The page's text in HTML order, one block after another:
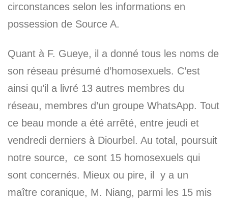
circonstances selon les informations en
possession de Source A.
Quant à F. Gueye, il a donné tous les noms de
son réseau présumé d’homosexuels. C’est
ainsi qu’il a livré 13 autres membres du
réseau, membres d’un groupe WhatsApp. Tout
ce beau monde a été arrêté, entre jeudi et
vendredi derniers à Diourbel. Au total, poursuit
notre source, ce sont 15 homosexuels qui
sont concernés. Mieux ou pire, il y a un
maître coranique, M. Niang, parmi les 15 mis